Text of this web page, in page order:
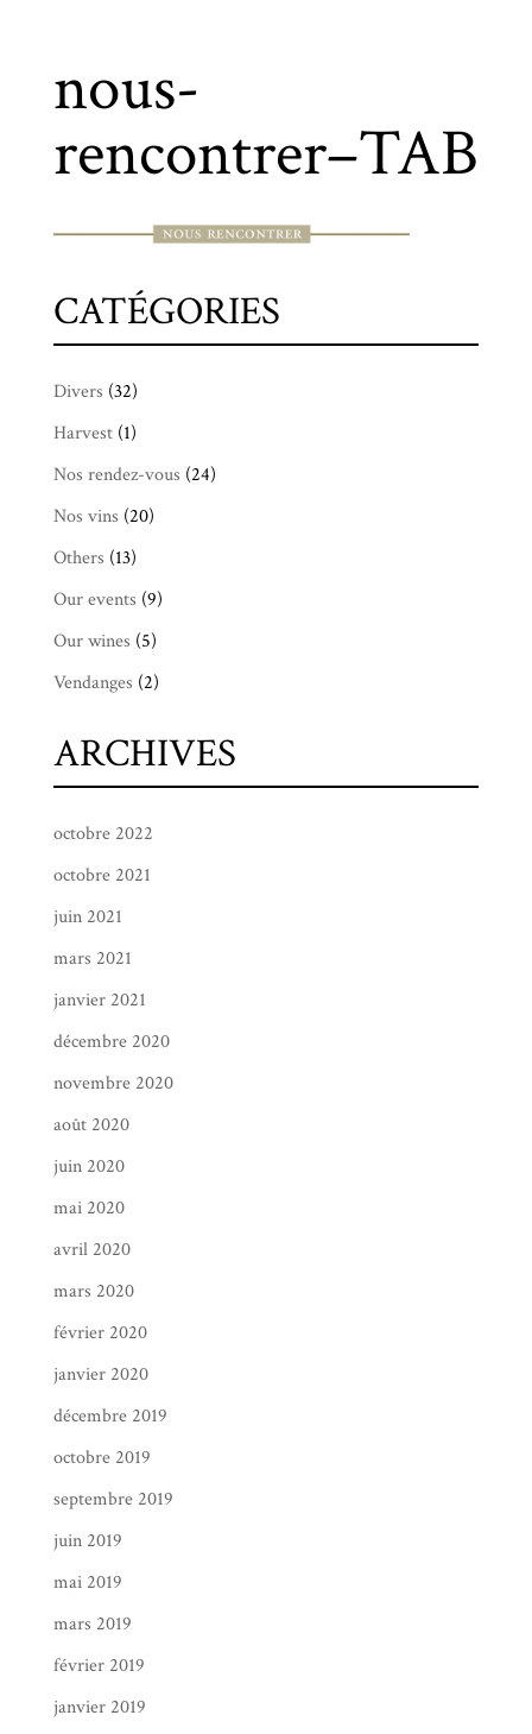
nous-
rencontrer–TAB
CATÉGORIES
Divers (32)
Harvest(1)
Nos rendez-vous (24)
Nos vins (20)
Others (13)
Our events (9)
Our wines (5)
Vendanges (2)
ARCHIVES
octobre 2022
octobre 2021
juin 2021
mars 2021
janvier 2021
décembre 2020
novembre 2020
août 2020
juin 2020
mai 2020
avril 2020
mars 2020
février 2020
janvier 2020
décembre 2019
octobre 2019
septembre 2019
juin 2019
mai 2019
mars 2019
février 2019
janvier 2019